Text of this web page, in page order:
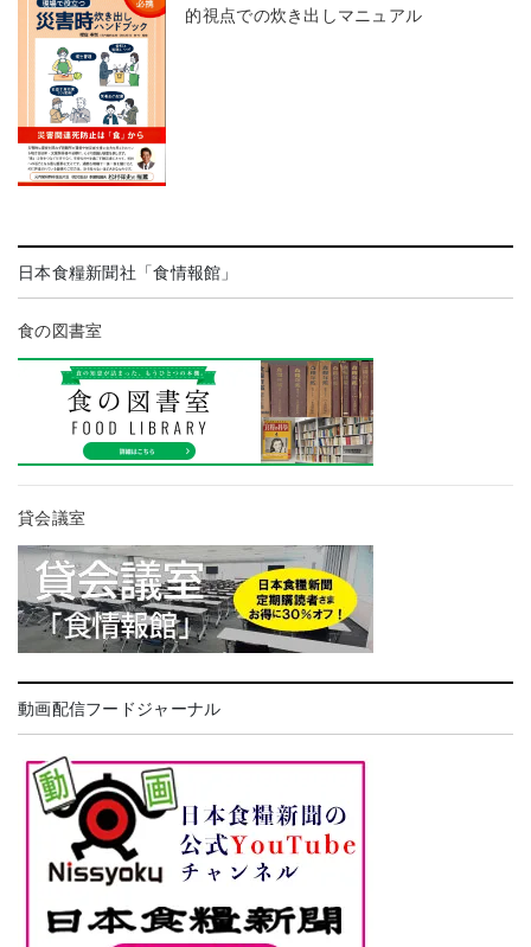
的視点での炊き出しマニュアル
日本食糧新聞社「食情報館」
食の図書室
貸会議室
動画配信フードジャーナル